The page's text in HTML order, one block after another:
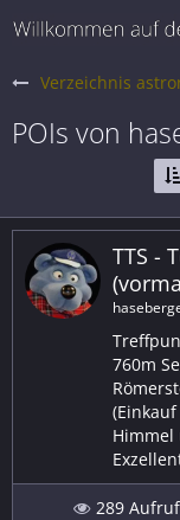
Verzeichnis
POIs von
TTS -
760m
Himmel
289